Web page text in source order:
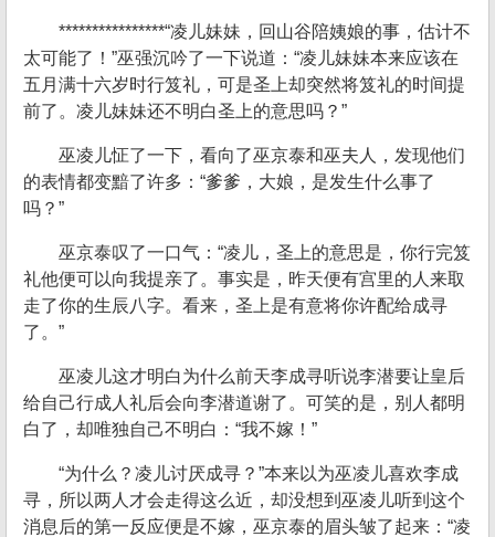
****************“凌儿妹妹，回山谷陪姨娘的事，估计不
太可能了！”巫强沉吟了一下说道：“凌儿妹妹本来应该在
五月满十六岁时行笈礼，可是圣上却突然将笈礼的时间提
前了。凌儿妹妹还不明白圣上的意思吗？”
巫凌儿怔了一下，看向了巫京泰和巫夫人，发现他们
的表情都变黯了许多：“爹爹，大娘，是发生什么事了
吗？”
巫京泰叹了一口气：“凌儿，圣上的意思是，你行完笈
礼他便可以向我提亲了。事实是，昨天便有宫里的人来取
走了你的生辰八字。看来，圣上是有意将你许配给成寻
了。”
巫凌儿这才明白为什么前天李成寻听说李潜要让皇后
给自己行成人礼后会向李潜道谢了。可笑的是，别人都明
白了，却唯独自己不明白：“我不嫁！”
“为什么？凌儿讨厌成寻？”本来以为巫凌儿喜欢李成
寻，所以两人才会走得这么近，却没想到巫凌儿听到这个
消息后的第一反应便是不嫁，巫京泰的眉头皱了起来：“凌